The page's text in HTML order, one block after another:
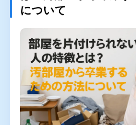
ゴミ屋敷片付け
ハウスクリーニング 買取
対応エリア
東京都 千葉
埼玉県 神奈
について